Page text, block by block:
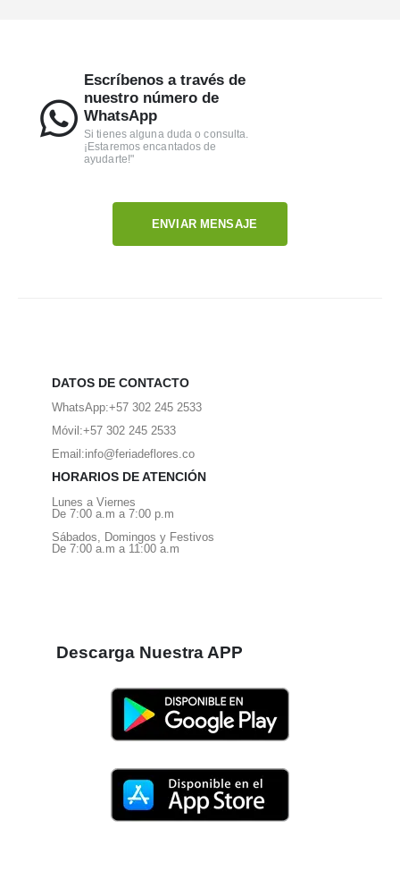
Escríbenos a través de
nuestro número de
WhatsApp
Si tienes alguna duda o consulta.
¡Estaremos encantados de
ayudarte!"
ENVIAR MENSAJE
DATOS DE CONTACTO
WhatsApp:+57 302 245 2533
Móvil:+57 302 245 2533
Email:info@feriadeflores.co
HORARIOS DE ATENCIÓN
Lunes a Viernes
De 7:00 a.m a 7:00 p.m
Sábados, Domingos y Festivos
De 7:00 a.m a 11:00 a.m
Descarga Nuestra APP